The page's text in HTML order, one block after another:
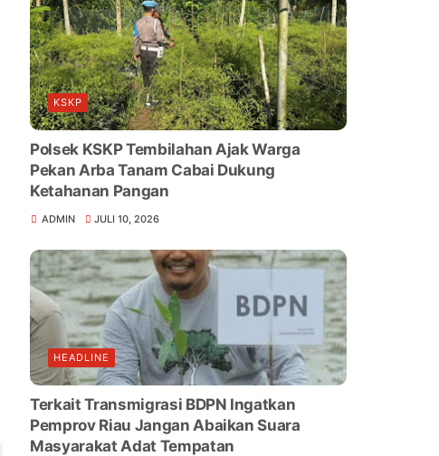
KSKP
Polsek KSKP Tembilahan Ajak Warga
Pekan Arba Tanam Cabai Dukung
Ketahanan Pangan
ADMIN JULI 10, 2026
HEADLINE
Terkait Transmigrasi BDPN Ingatkan
Pemprov Riau Jangan Abaikan Suara
Masyarakat Adat Tempatan